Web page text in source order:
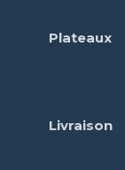
Plateaux
Livraison